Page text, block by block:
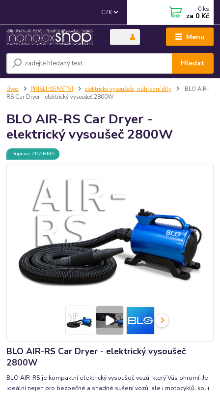
Menu
CZK
Hledat
0 ks
za 0 Kč
Úvod PŘÍSLUŠENSTVÍ elektrické vysoušeče, náhradní díly
BLO AIR-
RS Car Dryer - elektrický vysoušeč 2800W
BLO AIR-RS Car Dryer -
elektrický vysoušeč 2800W
Doprava ZDARMA
BLO AIR-RS Car Dryer - elektrický vysoušeč
2800W
BLO AIR-RS je kompaktní elektrický vysoušeč vozů, který Vás ohromí. Je
ideální nejen pro bezpečné a snadné sušení vozů, ale i motocyklů, kol i